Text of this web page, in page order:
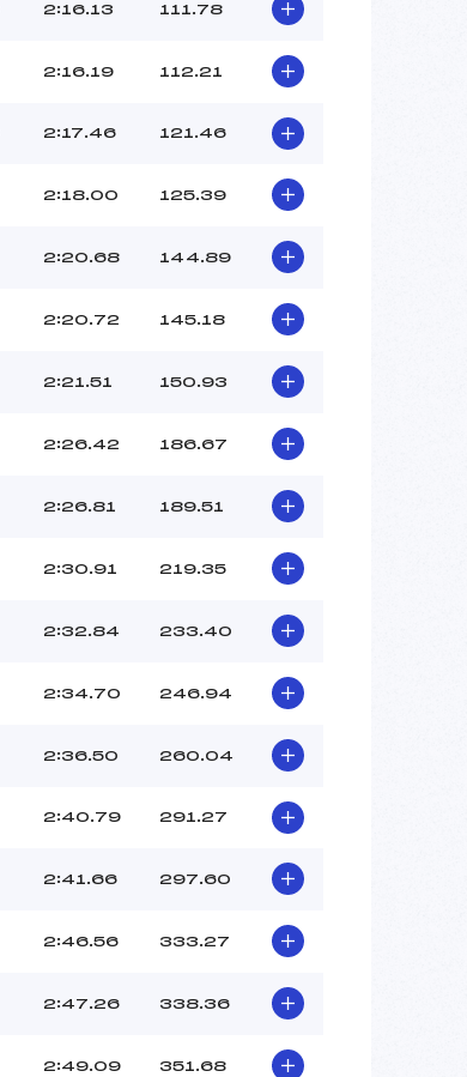
2:16.13 111.78
2:16.19 112.21
2:17.46 121.46
2:18.00 125.39
2:20.68 144.89
2:20.72 145.18
2:21.51 150.93
2:26.42 186.67
2:26.81 189.51
2:30.91 219.35
2:32.84 233.40
2:34.70 246.94
2:36.50 260.04
2:40.79 291.27
2:41.66 297.60
2:46.56 333.27
2:47.26 338.36
2:49.09 351.68